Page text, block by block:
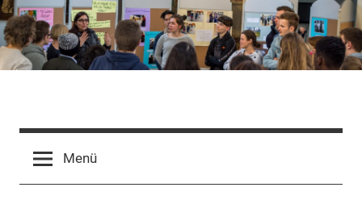
Zum
Inhalt
springen
Abenteuer
Sprachanimation
animationMenü